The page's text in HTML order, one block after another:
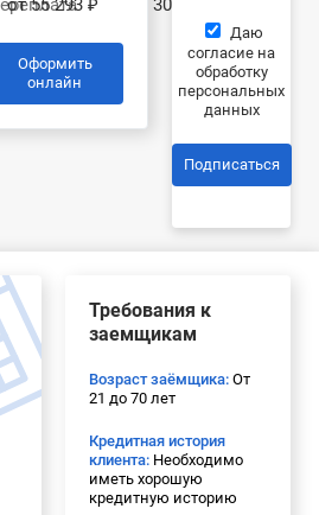
от 55 293 ₽ 303 600 ₽
Оформить
онлайн
Даю
согласие на
обработку
персональных
данных
Подписаться
Требования к
заемщикам
Возраст заёмщика: От
21 до 70 лет
Кредитная история
клиента: Необходимо
иметь хорошую
кредитную историю